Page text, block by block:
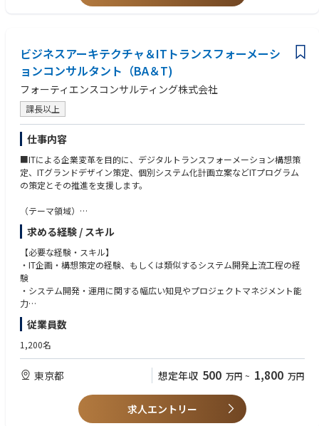
・生成AIを用いたシステムやツールの開発に関与した実務経験がある方、
ビジネスアーキテクチャ＆ITトランスフォーメーシ
ョンコンサルタント（BA＆T)
フォーティエンスコンサルティング株式会社
課長以上
仕事内容
■ITによる企業変革を目的に、デジタルトランスフォーメーション構想策
定、ITグランドデザイン策定、個別システム化計画立案などITプログラム
の策定とその推進を支援します。
（テーマ領域）
・デジタルトランスフォーメーション構想策定、ITグランドデザイン策定
・個別システム化計画立案、システム要件定義などシステム化上流プロセ
スの支援
・プロジェクト実行段階におけるクライアントサイドに立った全体マネジ
メント支援
【この職種の魅力】
やビジネスの変革を手掛けていただきます
・クライアント企業の仕組みをより良い方向へ変革し、それをクライアン
トと共に創りあげていく、自ら「変化を創り出す」醍醐味が味わえます
・チームメンバーは特定の業種やソリューションに偏らない経験豊富な人
材が揃っています
の能力と共に自らの成長スピードを高めることが可能です
求める経験 / スキル
【必要な経験・スキル】
・IT企画・構想策定の経験、もしくは類似するシステム開発上流工程の経
験
・システム開発・運用に関する幅広い知見やプロジェクトマネジメント能
力
・自らの成長に対する意欲とチーム、クライアント、社会に貢献し変化を
創り出したいという信念・情熱（意欲・信念・情熱）
【望ましい経験・スキル】
・課題の全体像を俯瞰した上で高い視点から抽象化しコンセプトを導きだ
す能力（企画構想力）
・クライアントとのやりとりを通して議論を進化させ問題を解決できる力
（問題解決・コミュニケーション力）
従業員数
1,200名
東京都 想定年収 500 万円 ~ 1,800 万円
求人エントリー